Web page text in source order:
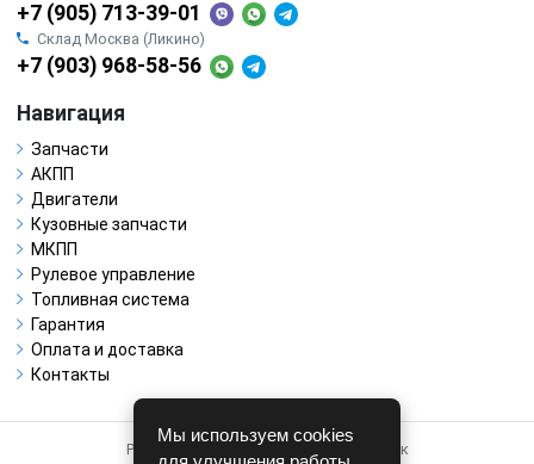
+7 (905) 713-39-01
Склад Москва (Ликино)
+7 (903) 968-58-56
Навигация
Запчасти
АКПП
Двигатели
Кузовные запчасти
МКПП
Рулевое управление
Топливная система
Гарантия
Оплата и доставка
Контакты
Работает на системе для авторазборок
Мы используем cookies